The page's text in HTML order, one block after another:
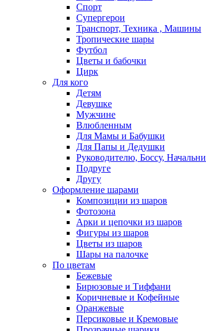
Спорт
Супергерои
Транспорт, Техника , Машины
Тропические шары
Футбол
Цветы и бабочки
Цирк
Для кого
Детям
Девушке
Мужчине
Влюбленным
Для Мамы и Бабушки
Для Папы и Дедушки
Руководителю, Боссу,
Подруге
Другу
Оформление шарами
Композиции из шаров
Фотозона
Арки и цепочки из шаров
Фигуры из шаров
Цветы из шаров
Шары на палочке
По цветам
Бежевые
Бирюзовые и Тиффани
Коричневые и Кофейные
Оранжевые
Персиковые и Кремовые